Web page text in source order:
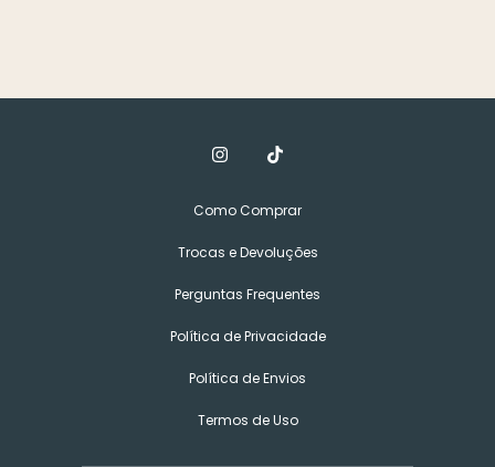
Como Comprar
Trocas e Devoluções
Perguntas Frequentes
Política de Privacidade
Política de Envios
Termos de Uso